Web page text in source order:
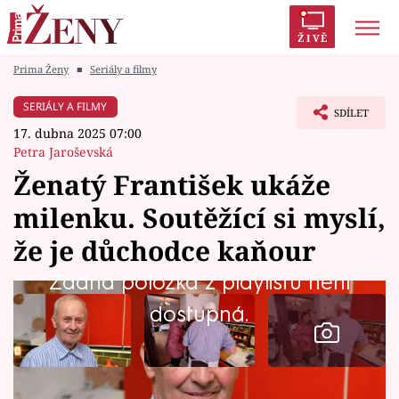
ŽIVĚ
Módní alarm
Témata
Celebrity
Vztahy
Seriály
Prima Ženy ■ Seriály a filmy
SERIÁLY A FILMY
17. dubna 2025 07:00
Petra Jaroševská
SDÍLET
Ženatý František ukáže
milenku. Soutěžící si myslí,
že je důchodce kaňour
Žádná položka z playlistu není
dostupná.